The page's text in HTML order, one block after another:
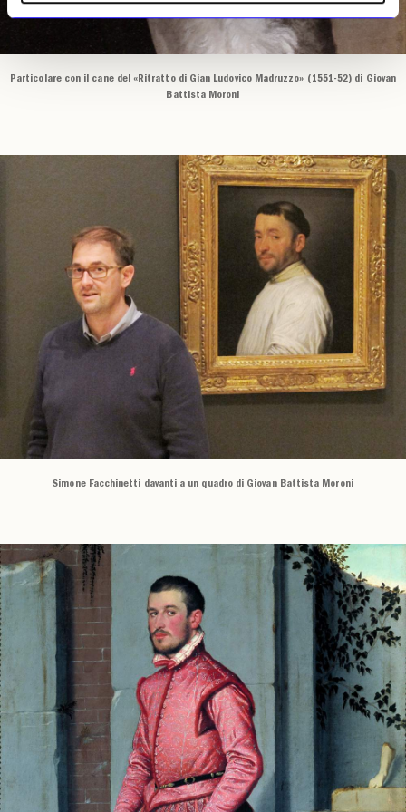
Particolare con il cane del «Ritratto di Gian Ludovico Madruzzo» (1551-52) di Giovan
Battista Moroni
Simone Facchinetti davanti a un quadro di Giovan Battista Moroni